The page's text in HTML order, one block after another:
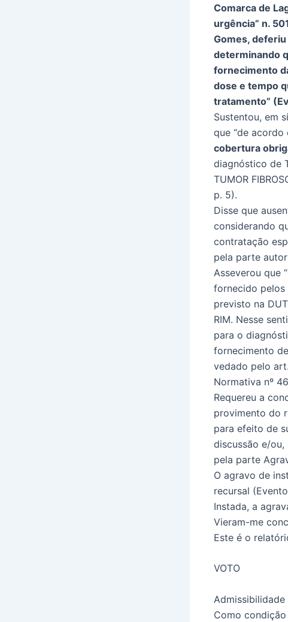
Comarca de
urgência” n.
Gomes,
determinando
fornecimento
dose e tempo
tratamento”
Sustentou, em
que “de acordo
cobertura
diagnóstico de
TUMOR
p. 5).
Disse que
considerando
contratação
pela parte
Asseverou que
fornecido pelos
previsto na
RIM. Nesse
para o
fornecimento
vedado pelo
Normativa nº
Requereu a
provimento do
para efeito de
discussão e/
pela parte
O agravo de
recursal
Instada, a
Vieram-me
Este é o
VOTO
Admissibilidade
Como